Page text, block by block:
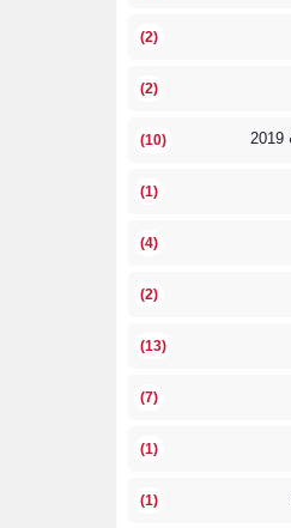
(2)
(2)
(10)
(1)
(4)
(2)
(13)
(7)
(1)
(1)